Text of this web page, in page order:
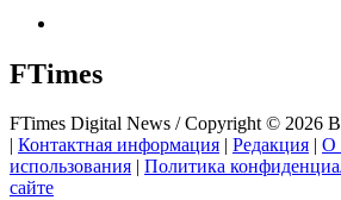
FTimes
FTimes Digital News / Copyright © 2026
Контактная информация Редакция О
использования
Политика
сайте